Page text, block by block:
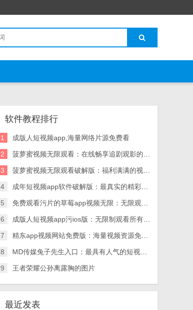
软件教程排行
1 成版人短视频app,海量网络片源免费看
2 菠萝蜜视频无限观看：在线畅享追剧观影的神器
3 菠萝蜜视频无限观看破解版：福利满满的视频软件
4 成年短视频app软件破解版：最真实的精彩的短视频软件
5 免费观看污片的草莓app视频无限：无限观看海量视频
6 成版人短视频app污ios版：无限制观看所有影片
7 精东app视频网站免费版：海量视频资源免费畅享
8 MD传媒兔子先生入口：最具有人气的短视频直播社区
9 王者荣耀公孙离露胸的图片
最近发表